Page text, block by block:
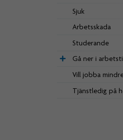
Sjuk
Arbetsskada
Studerande
Gå ner i
Vill jobba
Tjänstledig på